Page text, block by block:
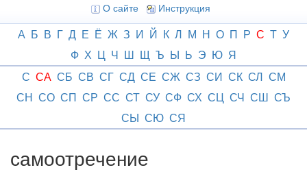
О сайте Инструкция
А Б В Г Д Е Ё Ж З И Й К Л М Н О П Р С Т У
Ф Х Ц Ч Ш Щ Ъ Ы Ь Э Ю Я
С СА СБ СВ СГ СД СЕ СЖ СЗ СИ СК СЛ СМ
СН СО СП СР СС СТ СУ СФ СХ СЦ СЧ СШ СЪ
СЫ СЮ СЯ
самоотречение